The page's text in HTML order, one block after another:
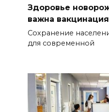
Здоровье
важна вакцинация
Сохранение
для современной